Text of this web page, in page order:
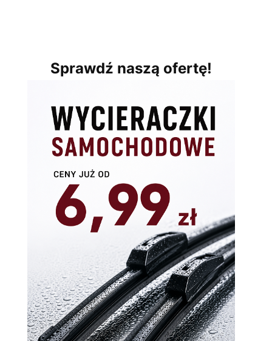
Sprawdź naszą ofertę!